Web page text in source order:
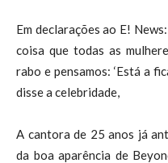
Em declarações ao E!
coisa que todas as
rabo e pensamos: ‘Está a
disse a celebridade,
A cantora de 25 anos já
da boa aparência de